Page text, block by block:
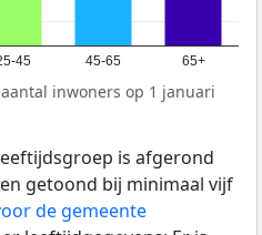
45 45-65 65+
inwoners op 1 januari
is afgerond
getoond bij minimaal vijf
de gemeente